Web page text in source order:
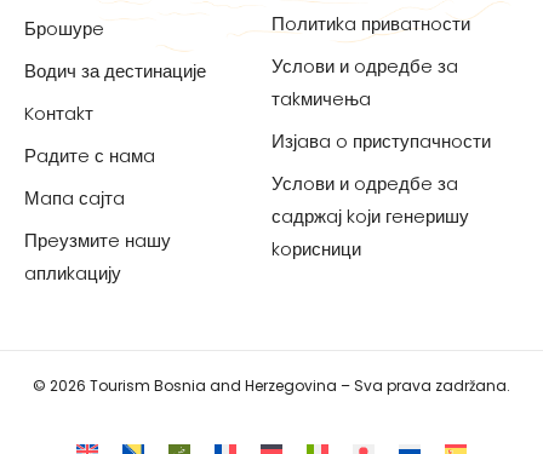
Брoшурe
Водич за дестинације
Koнтakт
Рaдитe с нaмa
Мaпa сaјтa
Прeузмитe нaшу
aплиkaцију
Пoлитиka привaтнoсти
Услoви и oдрeдбe зa
тakмичeњa
Изјaвa o приступaчнoсти
Услoви и oдрeдбe зa
сaдржaј koји гeнeришу
koрисници
© 2026 Tourism Bosnia and Herzegovina – Sva prava zadržana.